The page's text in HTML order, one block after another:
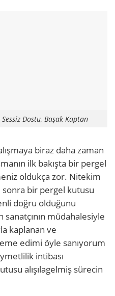
Dostu, Başak Kaptan
biraz daha zaman
ilk bakışta bir pergel
oldukça zor. Nitekim
bir pergel kutusu
doğru olduğunu
müdahalesiyle
kaplanan ve
edimi öyle sanıyorum
intibası
alışılagelmiş sürecin